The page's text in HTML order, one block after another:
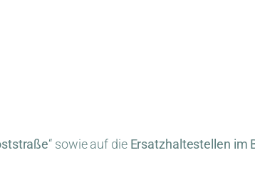
“ sowie auf die Ersatzhaltestellen im